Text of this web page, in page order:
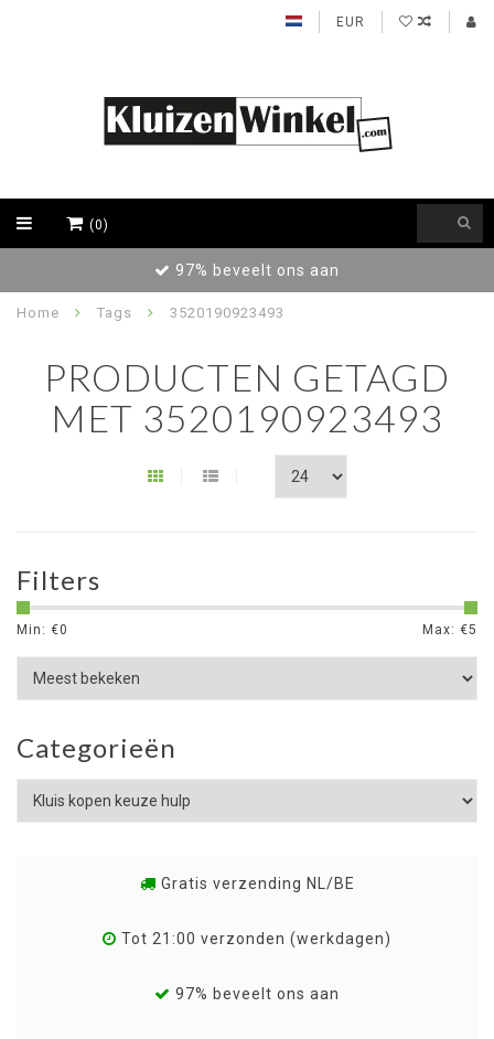
EUR
(0)
97% beveelt ons aan
Home Tags 3520190923493
PRODUCTEN GETAGD
MET 3520190923493
Filters
Min: €0 Max: €5
Categorieën
Gratis verzending NL/BE
Tot 21:00 verzonden (werkdagen)
97% beveelt ons aan